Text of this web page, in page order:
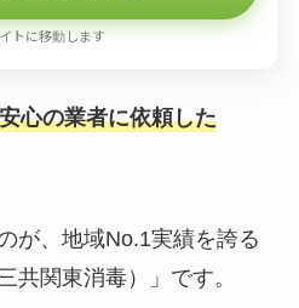
トに移動します
心の業者に依頼した
が、地域No.1実績を誇る
共関東消毒）」です。